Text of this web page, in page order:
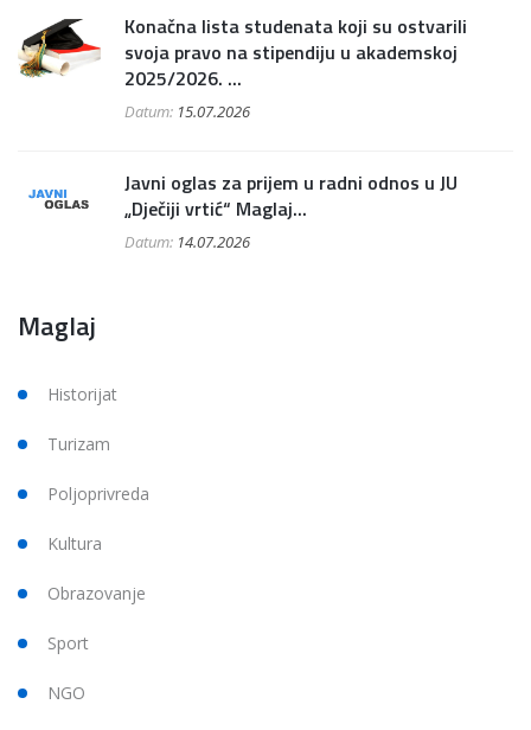
Konačna lista studenata koji su ostvarili
svoja pravo na stipendiju u akademskoj
2025/2026. ...
Datum: 15.07.2026
Javni oglas za prijem u radni odnos u JU
„Dječiji vrtić“ Maglaj...
Datum: 14.07.2026
Maglaj
Historijat
Turizam
Poljoprivreda
Kultura
Obrazovanje
Sport
NGO